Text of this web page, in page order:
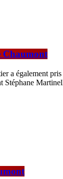
Chaumont
a également